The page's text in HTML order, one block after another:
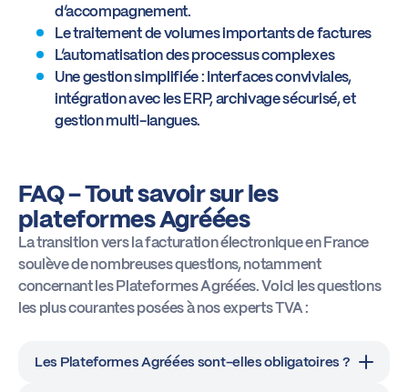
d’accompagnement.
Le traitement de volumes importants de factures
L’automatisation des processus complexes
Une gestion simplifiée : Interfaces conviviales,
intégration avec les ERP, archivage sécurisé, et
gestion multi-langues.
FAQ – Tout savoir sur les
plateformes Agréées
La transition vers la facturation électronique en France
soulève de nombreuses questions, notamment
concernant les Plateformes Agréées. Voici les questions
les plus courantes posées à nos experts TVA :
Les Plateformes Agréées sont-elles obligatoires ?